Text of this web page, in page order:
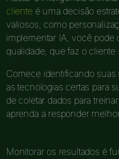
clienteé uma decisão
valiosos, como
implementar IA, você
qualidade, que faz o cliente
Comece identificando
as tecnologias certas para
de coletar dados para
aprenda a responder
Monitorar os resultados é